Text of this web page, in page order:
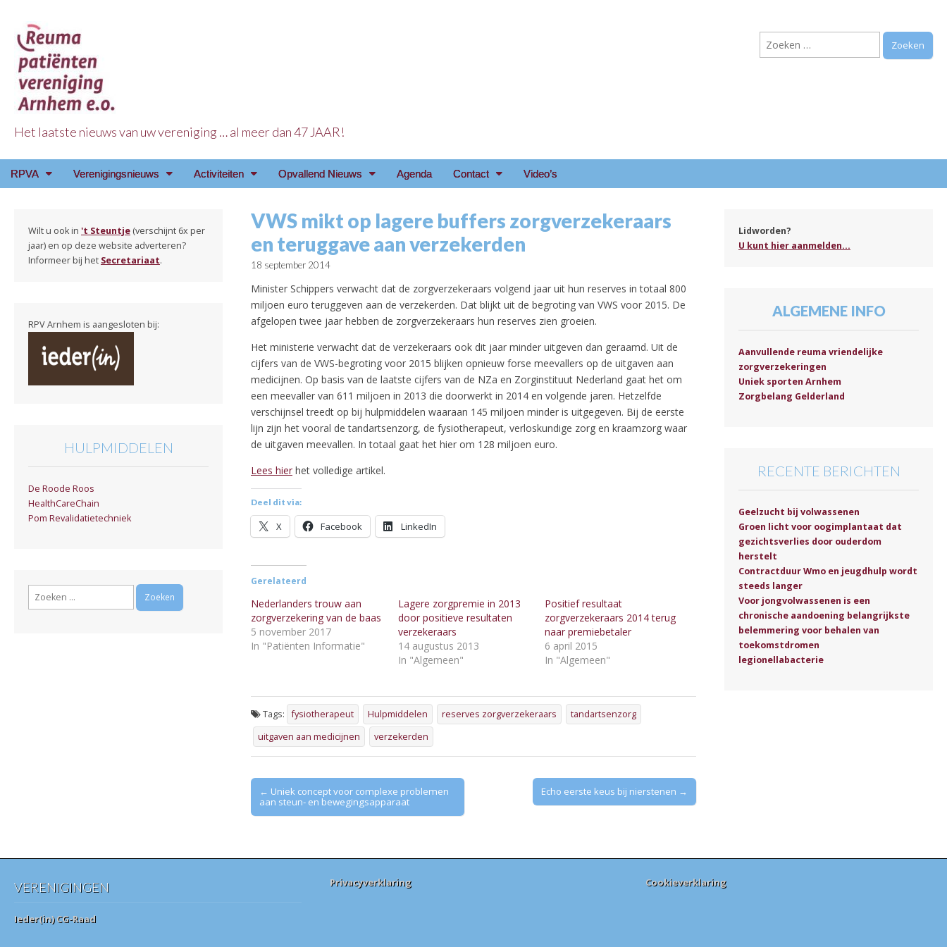
Reuma Patienten Vereniging Arnhem e.o.
Het laatste nieuws van uw vereniging … al meer dan 47 JAAR!
Zoeken
naar:
Main
Skip
RPVA Verenigingsnieuws Activiteiten Opvallend Nieuws Agenda Contact Video’s
VWS mikt op lagere buffers zorgverzekeraars
en teruggave aan verzekerden
18 september 2014
Minister Schippers verwacht dat de zorgverzekeraars volgend jaar uit hun reserves in totaal 800
miljoen euro teruggeven aan de verzekerden. Dat blijkt uit de begroting van VWS voor 2015. De
afgelopen twee jaar hebben de zorgverzekeraars hun reserves zien groeien.
Het ministerie verwacht dat de verzekeraars ook dit jaar minder uitgeven dan geraamd. Uit de
cijfers van de VWS-begroting voor 2015 blijken opnieuw forse meevallers op de uitgaven aan
medicijnen. Op basis van de laatste cijfers van de NZa en Zorginstituut Nederland gaat het om
een meevaller van 611 miljoen in 2013 die doorwerkt in 2014 en volgende jaren. Hetzelfde
verschijnsel treedt op bij hulpmiddelen waaraan 145 miljoen minder is uitgegeven. Bij de eerste
lijn zijn het vooral de tandartsenzorg, de fysiotherapeut, verloskundige zorg en kraamzorg waar
de uitgaven meevallen. In totaal gaat het hier om 128 miljoen euro.
Lees hier het volledige artikel.
Deel dit via:
X Facebook LinkedIn
Gerelateerd
Nederlanders trouw aan
zorgverzekering van de baas
5 november 2017
In "Patiënten Informatie"
Lagere zorgpremie in 2013
door positieve resultaten
verzekeraars
14 augustus 2013
In "Algemeen"
Positief resultaat
zorgverzekeraars 2014 terug
naar premiebetaler
6 april 2015
In "Algemeen"
Tags: fysiotherapeut Hulpmiddelen reserves zorgverzekeraars
tandartsenzorg
uitgaven aan medicijnen
verzekerden
Post
navigation
← Uniek concept voor complexe problemen
aan steun- en bewegingsapparaat
Echo eerste keus bij nierstenen →
Wilt u ook in 't Steuntje (verschijnt 6x per
jaar) en op deze website adverteren?
Informeer bij het Secretariaat.
RPV Arnhem is aangesloten bij:
HULPMIDDELEN
De Roode Roos
HealthCareChain
Pom Revalidatietechniek
Zoeken
Lidworden?
U kunt hier aanmelden...
ALGEMENE INFO
Aanvullende reuma vriendelijke
zorgverzekeringen
Uniek sporten Arnhem
Zorgbelang Gelderland
RECENTE BERICHTEN
Geelzucht bij volwassenen
Groen licht voor oogimplantaat dat
gezichtsverlies door ouderdom
herstelt
Contractduur Wmo en jeugdhulp wordt
steeds langer
Voor jongvolwassenen is een
chronische aandoening belangrijkste
belemmering voor behalen van
toekomstdromen
legionellabacterie
VERENIGINGEN
Ieder(in) CG-Raad
Privacyverklaring Cookieverklaring